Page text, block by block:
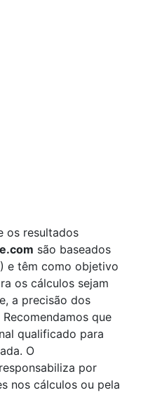
os resultados
são baseados
e têm como objetivo
os cálculos sejam
a precisão dos
que
qualificado para
O
por
nos cálculos ou pela